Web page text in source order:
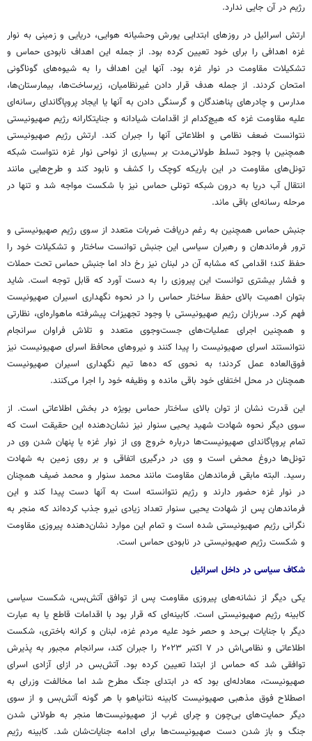
رژیم در آن جایی ندارد.
ارتش اسرائیل در روزهای ابتدایی یورش وحشیانه هوایی، دریایی و زمینی به نوار
غزه اهدافی را برای خود تعیین کرده بود. از جمله این اهداف نابودی حماس و
تشکیلات مقاومت در نوار غزه بود. آنها این اهداف را به شیوه‌های گوناگونی
امتحان کردند. از جمله هدف قرار دادن غیرنظامیان، زیرساخت‌ها، بیمارستان‌ها،
مدارس و چادرهای پناهندگان و گرسنگی دادن به آنها یا ایجاد پروپاگاندای رسانه‌ای
علیه مقاومت غزه که هیچ‌کدام از اقدامات شیادانه و جنایتکارانه رژیم صهیونیستی
نتوانست ضعف نظامی و اطلاعاتی آنها را جبران کند. ارتش رژیم صهیونیستی
همچنین با وجود تسلط طولانی‌مدت بر بسیاری از نواحی نوار غزه نتواست شبکه
تونل‌های مقاومت در این باریکه کوچک را کشف و نابود کند و طرح‌هایی مانند
انتقال آب دریا به درون شبکه تونلی حماس نیز با شکست مواجه شد و تنها در
مرحله رسانه‌ای باقی ماند.
جنبش حماس همچنین به رغم دریافت ضربات متعدد از سوی رژیم صهیونیستی و
ترور فرماندهان و رهبران سیاسی این جنبش توانست ساختار و تشکیلات خود را
حفظ کند؛ اقدامی که مشابه آن در لبنان نیز رخ داد اما جنبش حماس تحت حملات
و فشار بیشتری توانست این پیروزی را به دست آورد که قابل توجه است. شاید
بتوان اهمیت بالای حفظ ساختار حماس را در نحوه نگهداری اسیران صهیونیست
فهم کرد. سربازان رژیم صهیونیستی با وجود تجهیزات پیشرفته ماهواره‌ای، نظارتی
و همچنین اجرای عملیات‌های جست‌وجوی متعدد و تلاش فراوان سرانجام
نتوانستند اسرای صهیونیست را پیدا کنند و نیروهای محافظ اسرای صهیونیست نیز
فوق‌العاده عمل کردند؛ به نحوی که ده‌ها تیم نگهداری اسیران صهیونیست
همچنان در محل اختفای خود باقی مانده و وظیفه خود را اجرا می‌کنند.
این قدرت نشان از توان بالای ساختار حماس بویژه در بخش اطلاعاتی است. از
سوی دیگر نحوه شهادت شهید یحیی سنوار نیز نشان‌دهنده این حقیقت است که
تمام پروپاگاندای صهیونیست‌ها درباره خروج وی از نوار غزه یا پنهان شدن وی در
تونل‌ها دروغ محض است و وی در درگیری اتفاقی و بر روی زمین به شهادت
رسید. البته مابقی فرماندهان مقاومت مانند محمد سنوار و محمد ضیف همچنان
در نوار غزه حضور دارند و رژیم نتوانسته است به آنها دست پیدا کند و این
فرماندهان پس از شهادت یحیی سنوار تعداد زیادی نیرو جذب کرده‌اند که منجر به
نگرانی رژیم صهیونیستی شده است و تمام این موارد نشان‌دهنده پیروزی مقاومت
و شکست رژیم صهیونیستی در نابودی حماس است.
شکاف سیاسی در داخل اسرائیل
یکی دیگر از نشانه‌های پیروزی مقاومت پس از توافق آتش‌بس، شکست سیاسی
کابینه رژیم صهیونیستی است. کابینه‌ای که قرار بود با اقدامات قاطع یا به عبارت
دیگر با جنایات بی‌حد و حصر خود علیه مردم غزه، لبنان و کرانه باختری، شکست
اطلاعاتی و نظامی‌اش در ۷ اکتبر ۲۰۲۳ را جبران کند، سرانجام مجبور به پذیرش
توافقی شد که حماس از ابتدا تعیین کرده بود. آتش‌بس در ازای آزادی اسرای
صهیونیست، معادله‌ای بود که در ابتدای جنگ مطرح شد اما مخالفت وزرای به
اصطلاح فوق مذهبی صهیونیست کابینه نتانیاهو با هر گونه آتش‌بس و از سوی
دیگر حمایت‌های بی‌چون و چرای غرب از صهیونیست‌ها منجر به طولانی شدن
جنگ و باز شدن دست صهیونیست‌ها برای ادامه جنایات‌شان شد. کابینه رژیم